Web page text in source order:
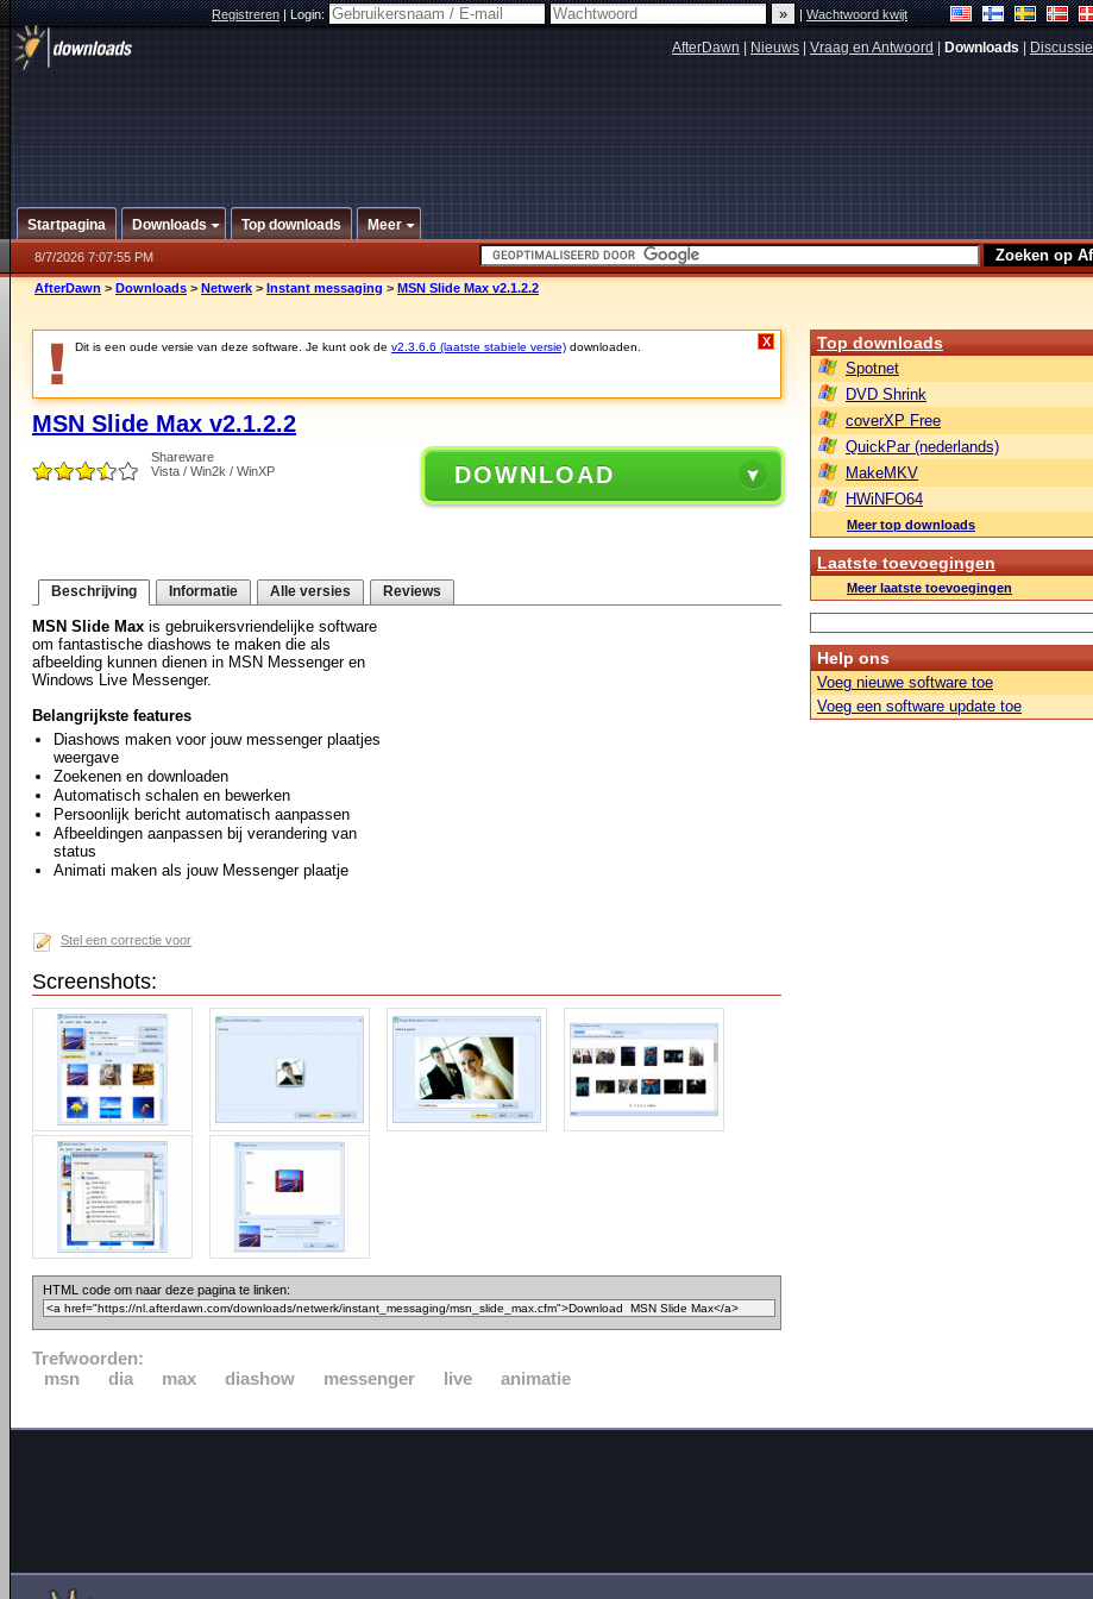
Registreren|Login: |Wachtwoord kwijt
AfterDawn Nieuws Vraag en Antwoord Downloads Discussie
Startpagina Downloads Top downloads Meer
8/7/2026 7:07:55 PM
AfterDawn > Downloads > Netwerk > Instant messaging > MSN Slide Max v2.1.2.2
Dit is een oude versie van deze software. Je kunt ook de v2.3.6.6 (laatste stabiele versie) downloaden. X
MSN Slide Max v2.1.2.2
Shareware
Vista / Win2k / WinXP
DOWNLOAD
Beschrijving Informatie Alle versies Reviews
MSN Slide Max is gebruikersvriendelijke software
om fantastische diashows te maken die als
afbeelding kunnen dienen in MSN Messenger en
Windows Live Messenger.
Belangrijkste features
Diashows maken voor jouw messenger plaatjes
weergave
Zoekenen en downloaden
Automatisch schalen en bewerken
Persoonlijk bericht automatisch aanpassen
Afbeeldingen aanpassen bij verandering van
status
Animati maken als jouw Messenger plaatje
Stel een correctie voor
Screenshots:
HTML code om naar deze pagina te linken:
Trefwoorden:
msn
dia max diashow messenger live animatie
Top downloads
Spotnet
DVD Shrink
coverXP Free
QuickPar (nederlands)
MakeMKV
HWiNFO64
Meer top downloads
Laatste toevoegingen
Meer laatste toevoegingen
Help ons
Voeg nieuwe software toe
Voeg een software update toe